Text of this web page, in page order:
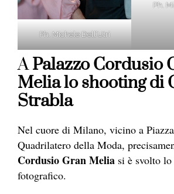
Ph. Michele Dell’Utri
Ph.
APalazzo Cordusio
Melia lo shooting di
Strabla
Nel cuore di Milano, vicino a
Quadrilatero della Moda,
Cordusio Gran Melia si è svolto
fotografico.